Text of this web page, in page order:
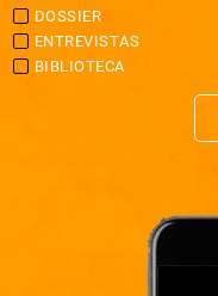
DOSSIER
ENTREVISTAS
BIBLIOTECA